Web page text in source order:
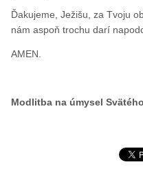
Ďakujeme, Ježišu, za Tvoju
nám aspoň trochu darí
AMEN.
Modlitba na úmysel